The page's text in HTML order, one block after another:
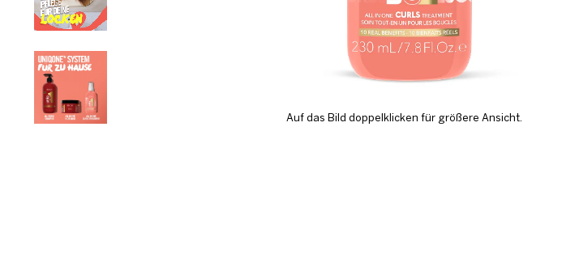
Auf das Bild doppelklicken für größere Ansicht.